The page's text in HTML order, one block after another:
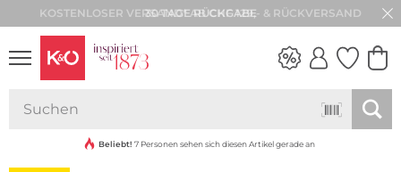
30 TAGE RÜCKGABE
VIBES
Beliebt! 7 Personen sehen sich diesen Artikel gerade an